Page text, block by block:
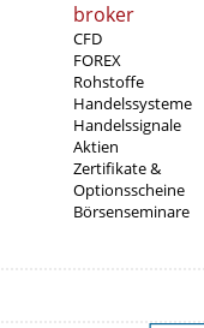
broker
CFD
FOREX
Rohstoffe
Handelssysteme
Handelssignale
Aktien
Zertifikate &
Optionsscheine
Börsenseminare